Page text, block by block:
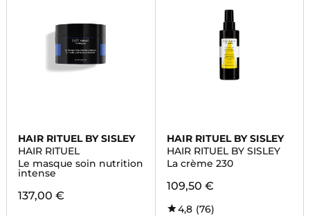
HAIR RITUEL BY SISLEY
HAIR RITUEL
Le masque soin nutrition
intense
137,00 €
HAIR RITUEL BY SISLEY
HAIR RITUEL BY SISLEY
La crème 230
109,50 €
4,8 (76)